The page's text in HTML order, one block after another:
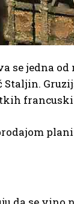
se jedna